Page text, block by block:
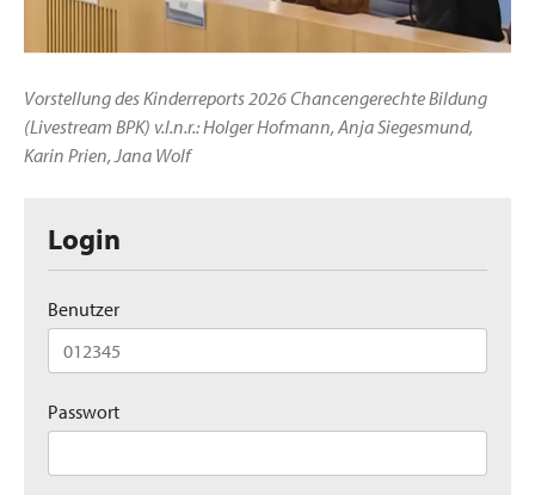
Vorstellung des Kinderreports 2026 Chancengerechte Bildung
(Livestream BPK) v.l.n.r.: Holger Hofmann, Anja Siegesmund,
Karin Prien, Jana Wolf
Login
Benutzer
Passwort